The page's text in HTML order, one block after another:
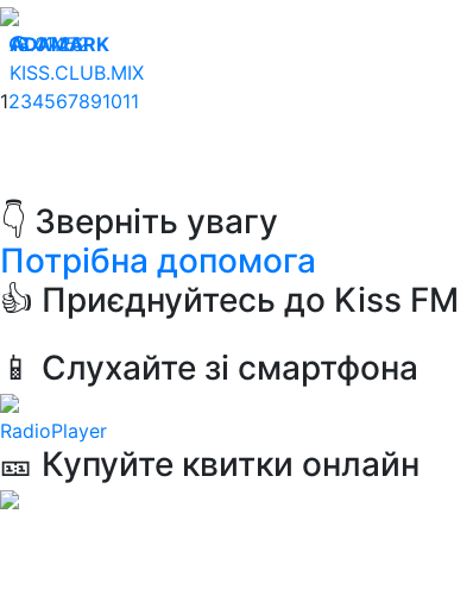
18.07.26
41452
ADAMARK
KISS.CLUB.MIX
1234567891011
👇 Зверніть увагу
Потрібна допомога
👍 Приєднуйтесь до Kiss FM
📱 Слухайте зі смартфона
RadioPlayer
🎫 Купуйте квитки онлайн